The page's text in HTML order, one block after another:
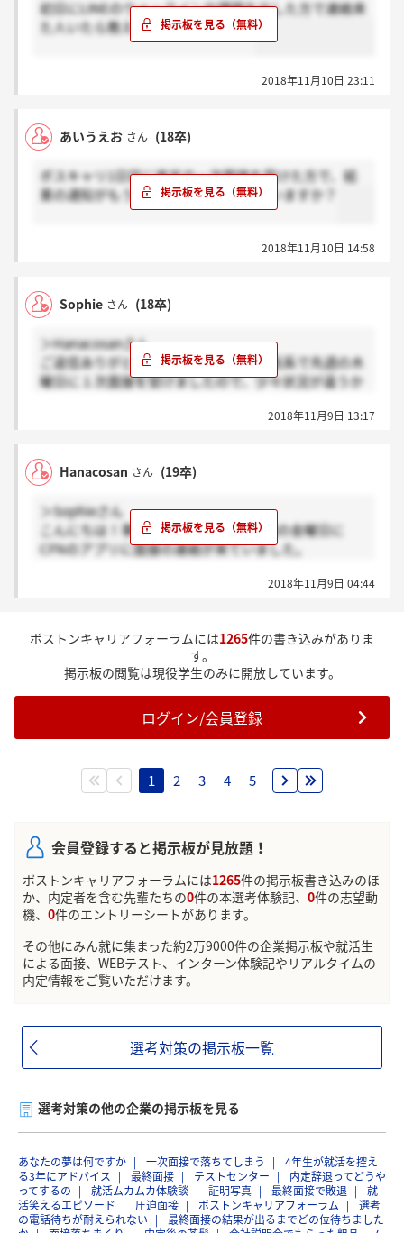
初日にLINEのウォークインや課題を出した方で連絡来
た人いたら教えてください。。。、
2018年11月10日 23:11
あいうえお さん (18卒)
ボスキャリ1日目に楽天の一次面接を受けた方で、結
果の通知がもう来てる方はいらっしゃいますか？
2018年11月10日 14:58
Sophie さん (18卒)
＞Hanacosanさん
ご返信ありがとうございます！私は技術系で先週の木
曜日に１次面接を受けましたので、少々状況が違うか
変な日本語ですみません。お互い成功を祈りましょ
2018年11月9日 13:17
Hanacosan さん (19卒)
＞Sophieさん
こんにちは！事務系2次については先週の金曜日に
CFNのアプリに面接の連絡が来ていました。
2018年11月9日 04:44
ボストンキャリアフォーラムには1265件の書き込みがありま
す。
掲示板の閲覧は現役学生のみに開放しています。
ログイン/会員登録
1 2 3 4 5
会員登録すると掲示板が見放題！
ボストンキャリアフォーラムには1265件の掲示板書き込みのほ
か、内定者を含む先輩たちの0件の本選考体験記、 0件の志望動
機、 0件のエントリーシートがあります。
その他にみん就に集まった約2万9000件の企業掲示板や就活生
による面接、WEBテスト、インターン体験記やリアルタイムの
内定情報をご覧いただけます。
選考対策の掲示板一覧
選考対策の他の企業の掲示板を見る
あなたの夢は何ですか 一次面接で落ちてしまう
4年生が就活を控え
る3年にアドバイス
最終面接 テストセンター
内定辞退ってどうや
ってするの
就活ムカムカ体験談 証明写真 最終面接で敗退
就
活笑えるエピソード
圧迫面接 ボストンキャリアフォーラム
選考
の電話待ちが耐えられない
最終面接の結果が出るまでどの位待ちました